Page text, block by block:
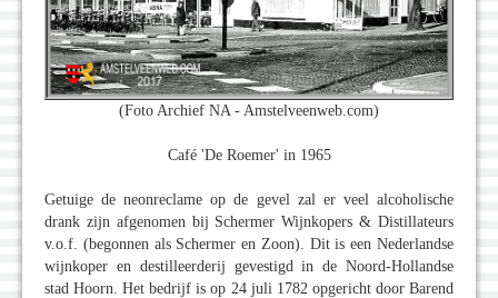
(Foto Archief NA - Amstelveenweb.com)
Café 'De Roemer' in 1965
Getuige de neonreclame op de gevel zal er veel alcoholische
drank zijn afgenomen bij Schermer Wijnkopers & Distillateurs
v.o.f. (begonnen als Schermer en Zoon). Dit is een Nederlandse
wijnkoper en destilleerderij gevestigd in de Noord-Hollandse
stad Hoorn. Het bedrijf is op 24 juli 1782 opgericht door Barend